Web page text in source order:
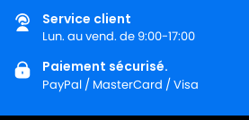
STARMIX
STARMIX NT9-1035 PH
STARMIX
STARMIX SX1225 DP
STARMIX
STARMIX TS1214 RTS
Service client
Lun. au vend. de 9:00-17:00
Paiement sécurisé.
PayPal / MasterCard / Visa